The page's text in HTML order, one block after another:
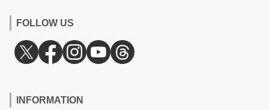
FOLLOW US
INFORMATION